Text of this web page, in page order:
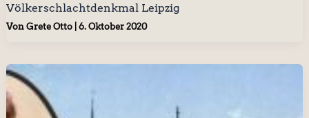
Völkerschlachtdenkmal Leipzig
Von Grete Otto 6. Oktober 2020